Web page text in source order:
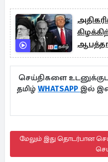
செய்திகளை
தமிழ் WHATSAPP இல்
மேலும் இது தொடர்பான